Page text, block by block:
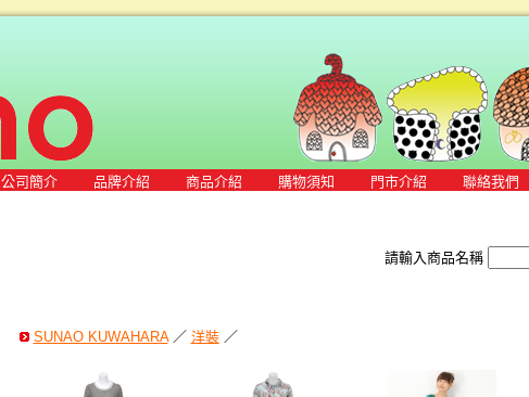
公司簡介 品牌介紹 商品介紹 購物須知 門市介紹 聯絡我們
請輸入商品名稱
SUNAO KUWAHARA／ 洋裝／